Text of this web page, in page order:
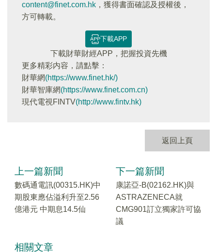
content@finet.com.hk ，獲得書面確認及授權後，
方可轉載。
下載APP
下載財華財經APP，把握投資先機
更多精彩内容，請點擊：
財華網(https://www.finet.hk/)
財華智庫網(https://www.finet.com.cn)
現代電視FINTV(http://www.fintv.hk)
返回上頁
上一篇新聞
數碼通電訊(00315.HK)中
期股東應佔溢利升至2.56
億港元 中期息14.5仙
下一篇新聞
康諾亞-B(02162.HK)與
ASTRAZENECA就
CMG901訂立獨家許可協
議
相關文章